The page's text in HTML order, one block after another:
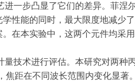
进一步凸显了它们的差异。菲
性能的同时，最大限度地减少
在本实验中，这两个元件均采
量技术进行评估。本研究对两
焦距在不同波长范围内变化显著